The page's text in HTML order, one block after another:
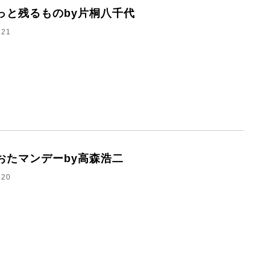
と残るものby片桐八千代
たマンデーby高森浩二